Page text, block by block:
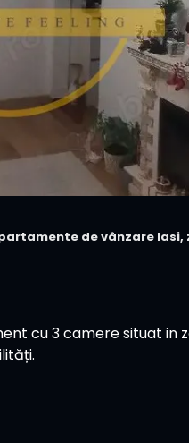
de vânzare Iasi,
cu 3 camere situat in